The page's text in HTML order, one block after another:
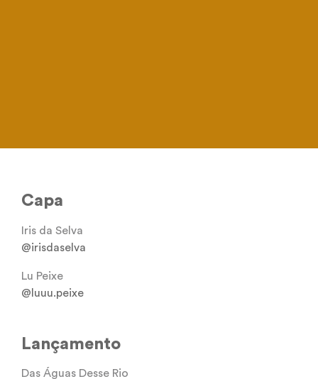
Capa
Iris da Selva
@irisdaselva
Lu Peixe
@luuu.peixe
Lançamento
Das Águas Desse Rio